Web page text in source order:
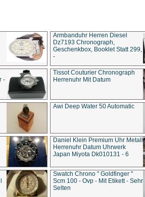
Armbanduhr Herren Diesel
Dz7193 Chro­no­graph,
Geschenkbox, Booklet Statt 299,
-
-
Tissot Couturier Chronograph
Herrenuhr Mit Datum
Awi Deep Water 50 Automatic
Daniel Klein Premium Uhr Metall
Herrenuhr Datum Uhrwerk
Japan Miyota Dk010131 - 6
Swatch Chrono " Goldfinger "
Scm 100 - Ovp - Mit Etikett - Sehr
Selten